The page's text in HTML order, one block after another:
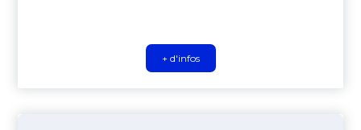
+ d'infos